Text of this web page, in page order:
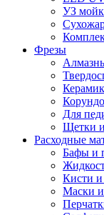
УЗ
Фрезы
Для
Щетки
Расходные
Бафы и
Кисти и
Маски